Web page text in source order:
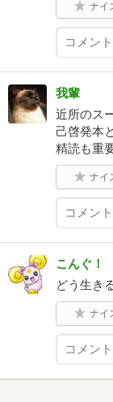
ナイ
我輩
近所のス
己啓発本
精読も重
ナイ
こんぐ！
どう生き
ナイ